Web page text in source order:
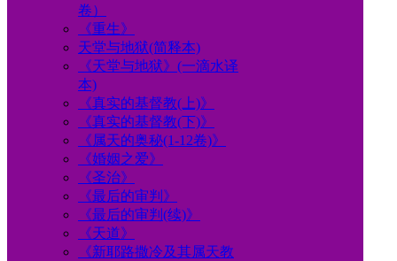
卷）
《重生》
天堂与地狱(简释本)
《天堂与地狱》(一滴水译
本)
《真实的基督教(上)》
《真实的基督教(下)》
《属天的奥秘(1-12卷)》
《婚姻之爱》
《圣治》
《最后的审判》
《最后的审判(续)》
《天道》
《新耶路撒冷及其属天教